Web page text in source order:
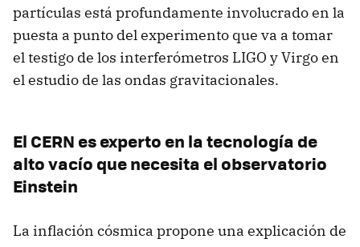
partículas está profundamente involucrado en la
puesta a punto del experimento que va a tomar
el testigo de los interferómetros LIGO y Virgo en
el estudio de las ondas gravitacionales.
El CERN es experto en la tecnología de
alto vacío que necesita el observatorio
Einstein
La inflación cósmica propone una explicación de